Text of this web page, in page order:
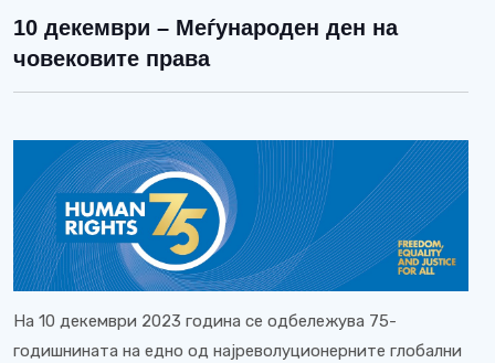
10 декември – Меѓународен ден на
човековите права
На 10 декември 2023 година се одбележува 75-
годишнината на едно од најреволуционерните глобални